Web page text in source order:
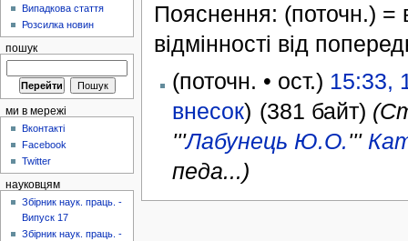
Пояснення: (поточн.) =
відмінності від
(поточн. • ост.) 15:33,
внесок) (381 байт)
'''Лабунець Ю.О.'''
педа...)
Випадкова стаття
Розсилка новин
пошук
ми в мережі
Вконтакті
Facebook
Twitter
науковцям
Збірник наук. праць. -
Випуск 17
Збірник наук. праць. -